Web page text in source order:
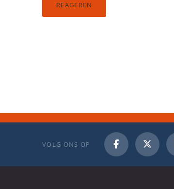
REAGEREN
VOLG ONS OP